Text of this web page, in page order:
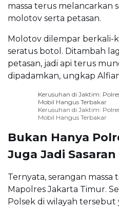
massa terus melancarkan
molotov serta petasan.
Molotov dilempar berkali-
seratus botol. Ditambah
petasan, jadi api terus
dipadamkan, ungkap
Kerusuhan di Jaktim:
Mobil Hangus Terbakar
Kerusuhan di Jaktim:
Mobil Hangus Terbakar
Bukan Hanya
Juga Jadi Sasaran
Ternyata, serangan
Mapolres Jakarta Timur.
Polsek di wilayah